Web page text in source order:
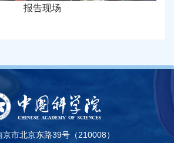
报告现场
市北京东路39号（210008）